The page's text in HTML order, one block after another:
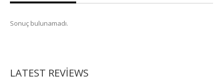
Sonuç bulunamadı.
LATEST REVIEWS